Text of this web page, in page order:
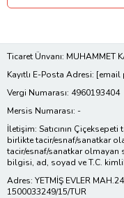
Ticaret Ünvanı: MUHAMMET
Kayıtlı E-Posta Adresi: [email
Vergi Numarası: 4960193404
Mersis Numarası: -
İletişim: Satıcının
birlikte tacir/esnaf/sanatkar
tacir/esnaf/sanatkar olmayan
bilgisi, ad, soyad ve T.C.
Adres: YETMİŞ EVLER
1500033249/15/TUR